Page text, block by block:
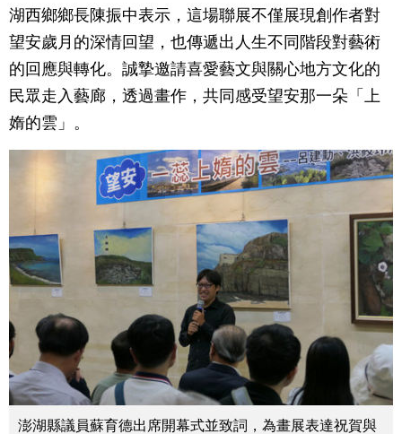
湖西鄉鄉長陳振中表示，這場聯展不僅展現創作者對
望安歲月的深情回望，也傳遞出人生不同階段對藝術
的回應與轉化。誠摯邀請喜愛藝文與關心地方文化的
民眾走入藝廊，透過畫作，共同感受望安那一朵「上
媠的雲」。
澎湖縣議員蘇育德出席開幕式並致詞，為畫展表達祝賀與